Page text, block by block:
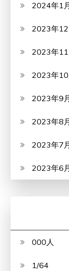
2024年1
2023年12
2023年11
2023年10
2023年9
2023年8
2023年7
2023年6
000人
1/64